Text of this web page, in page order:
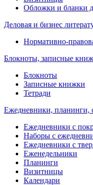
Обложки и бланки
Деловая и бизнес
Нормативно-
Блокноты, записные
Блокноты
Записные книжки
Тетради
Ежедневники, планинги,
Ежедневники с
Наборы с
Ежедневники с
Еженедельники
Планинги
Визитницы
Календари